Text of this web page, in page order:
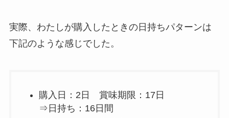
実際、わたしが購入したときの日持ちパターンは
下記のような感じでした。
購入日：2日 賞味期限：17日
⇒ 日持ち：16日間